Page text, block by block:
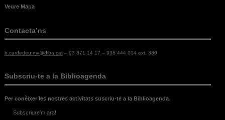
Veure Mapa
Contacta’ns
b.cardedeu.mv@diba.cat– 93 871 14 17 – 938 444 004 ext. 330
Subscriu-te a la Biblioagenda
Per conèixer les nostres activitats suscriu-te a la Biblioagenda.
Subscriure'm ara!
Aquestes
cookies no